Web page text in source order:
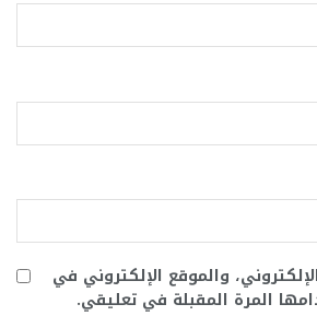
والموقع الإلكتروني في
المرة المقبلة في تعليقي.